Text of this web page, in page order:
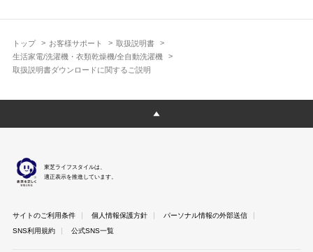
トップ お客様サポート
取扱説明書
生活家電/洗濯機・衣類乾燥機/全自動洗濯機
取扱説明書ダウンロードに関するご説明
明書以外の印刷物が同梱されている場合がありますが、本サイト
ではそれらを全て公開しておりませんのであらかじめご了承くだ
さい。
ございますのであらかじめご了承ください。
のであらかじめご了承ください。
東芝ライフスタイルは、
適正表示を推進しています。
サイトのご利用条件 個人情報保護方針
パーソナル情報の外部送信
SNS利用規約
公式SNS一覧